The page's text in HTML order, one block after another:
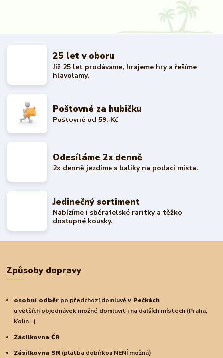
25 let v oboru
Již 25 let prodáváme, hrajeme hry a řešíme
hlavolamy.
Poštovné za hubičku
Poštovné od 59.-Kč
Odesíláme 2x denně
2x denně jezdíme s balíky na podací místa.
Jedinečný sortiment
Nabízíme i sběratelské raritky a těžko
dostupné kousky.
Způsoby dopravy
osobní odběr po předchozí domluvěv Pečkách
u větších objednávek možné domluvit i na dalších místech (Praha,
Kolín...)
Zásilkovna ČR
Zásilkovna SR (platba dobírkou NENÍ možná)